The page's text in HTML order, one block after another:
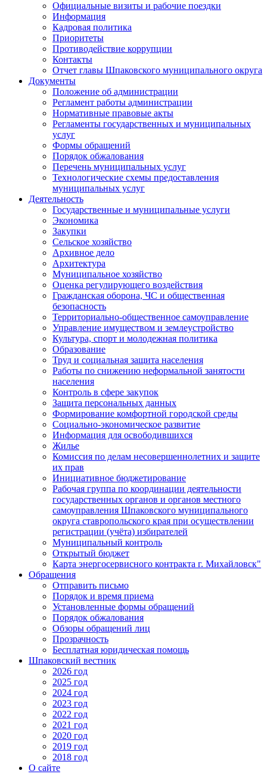
Официальные визиты и рабочие поездки
Информация
Кадровая политика
Приоритеты
Противодействие коррупции
Контакты
Отчет главы Шпаковского муниципального округа
Документы
Положение об администрации
Регламент работы администрации
Нормативные правовые акты
Регламенты государственных и муниципальных
услуг
Формы обращений
Порядок обжалования
Перечень муниципальных услуг
Технологические схемы предоставления
муниципальных услуг
Деятельность
Государственные и муниципальные услуги
Экономика
Закупки
Сельское хозяйство
Архивное дело
Архитектура
Муниципальное хозяйство
Оценка регулирующего воздействия
Гражданская оборона, ЧС и общественная
безопасность
Территориально-общественное самоуправление
Управление имуществом и землеустройство
Культура, спорт и молодежная политика
Образование
Труд и социальная защита населения
Работы по снижению неформальной занятости
населения
Контроль в сфере закупок
Защита персональных данных
Формирование комфортной городской среды
Социально-экономическое развитие
Информация для освободившихся
Жилье
Комиссия по делам несовершеннолетних и защите
их прав
Инициативное бюджетирование
Рабочая группа по координации деятельности
государственных органов и органов местного
самоуправления Шпаковского муниципального
округа ставропольского края при осуществлении
регистрации (учёта) избирателей
Муниципальный контроль
Открытый бюджет
Карта энергосервисного контракта г. Михайловск"
Обращения
Отправить письмо
Порядок и время приема
Установленные формы обращений
Порядок обжалования
Обзоры обращений лиц
Прозрачность
Бесплатная юридическая помощь
Шпаковский вестник
2026 год
2025 год
2024 год
2023 год
2022 год
2021 год
2020 год
2019 год
2018 год
О сайте